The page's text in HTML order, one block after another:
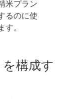
米プラン
るのに使
。
構成す